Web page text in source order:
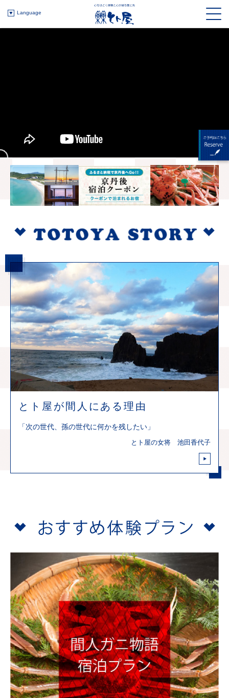
Language
とト屋が間人にある理由
「次の世代、孫の世代に何かを残したい」
とト屋の女将 池田香代子